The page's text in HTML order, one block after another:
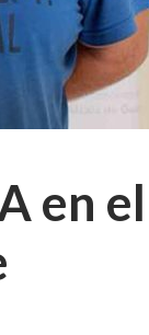
en el